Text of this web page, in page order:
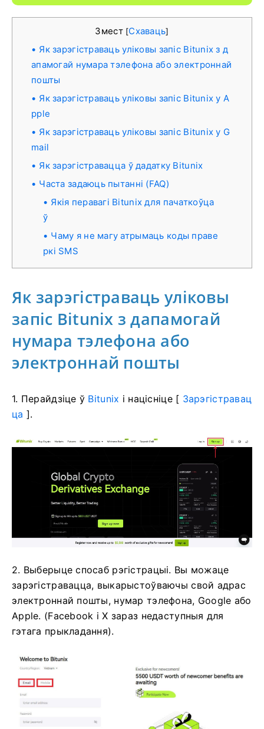
Змест [Схаваць]
Як зарэгістраваць уліковы запіс Bitunix з д
апамогай нумара тэлефона або электроннай
пошты
Як зарэгістраваць уліковы запіс Bitunix у A
pple
Як зарэгістраваць уліковы запіс Bitunix у G
mail
Як зарэгістравацца ў дадатку Bitunix
Часта задаюць пытанні (FAQ)
Якія перавагі Bitunix для пачаткоўца
ў
Чаму я не магу атрымаць коды праве
ркі SMS
Як зарэгістраваць уліковы
запіс Bitunix з дапамогай
нумара тэлефона або
электроннай пошты
1. Перайдзіце ў Bitunix і націсніце [ Зарэгістравац
ца ].
2. Выберыце спосаб рэгістрацыі. Вы можаце
зарэгістравацца, выкарыстоўваючы свой адрас
электроннай пошты, нумар тэлефона, Google або
Apple. (Facebook і X зараз недаступныя для
гэтага прыкладання).